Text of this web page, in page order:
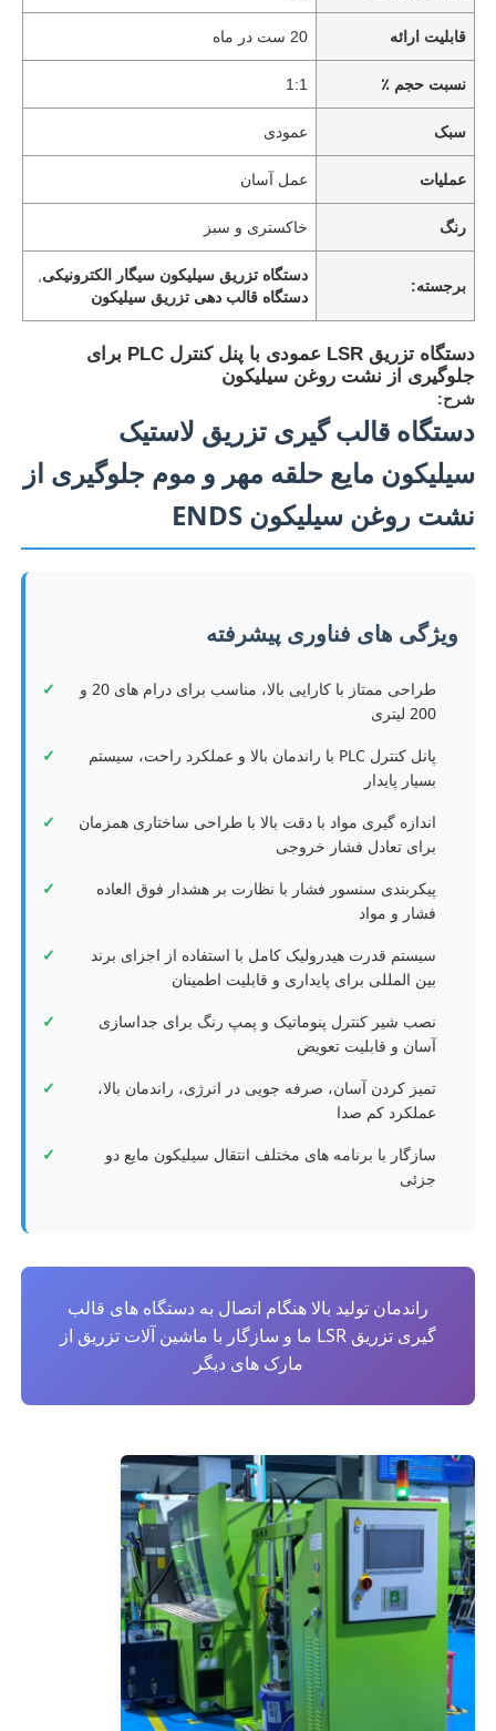
خانه
محصولات
کارخانه تور
اخبار
همه موارد
درخواست نقل قول
دستگاه قالب دهی تزریقی Lsr
قابلیت ارائه 20 ست در ماه
نسبت حجم ٪ 1:1
سبک عمودی
عملیات عمل آسان
رنگ خاکستری و سبز
برجسته:
دستگاه تزریق سیلیکون سیگار الکترونیکی
دستگاه قالب دهی تزریق سیلیکون
دستگاه تزریق LSR عمودی با پنل کنترل PLC برای
جلوگیری از نشت روغن سیلیکون
شرح:
دستگاه قالب گیری تزریق لاستیک
سیلیکون مایع حلقه مهر و موم جلوگیری از
نشت روغن سیلیکون ENDS
ویژگی های فناوری پیشرفته
طراحی ممتاز با کارایی بالا، مناسب برای درام های 20 و
200 لیتری
پانل کنترل PLC با راندمان بالا و عملکرد راحت، سیستم
بسیار پایدار
اندازه گیری مواد با دقت بالا با طراحی ساختاری همزمان
برای تعادل فشار خروجی
پیکربندی سنسور فشار با نظارت بر هشدار فوق العاده
فشار و مواد
سیستم قدرت هیدرولیک کامل با استفاده از اجزای برند
بین المللی برای پایداری و قابلیت اطمینان
نصب شیر کنترل پنوماتیک و پمپ رنگ برای جداسازی
آسان و قابلیت تعویض
تمیز کردن آسان، صرفه جویی در انرژی، راندمان بالا،
عملکرد کم صدا
سازگار با برنامه های مختلف انتقال سیلیکون مایع دو
جزئی
راندمان تولید بالا هنگام اتصال به دستگاه های قالب
گیری تزریق LSR ما و سازگار با ماشین آلات تزریق از
مارک های دیگر